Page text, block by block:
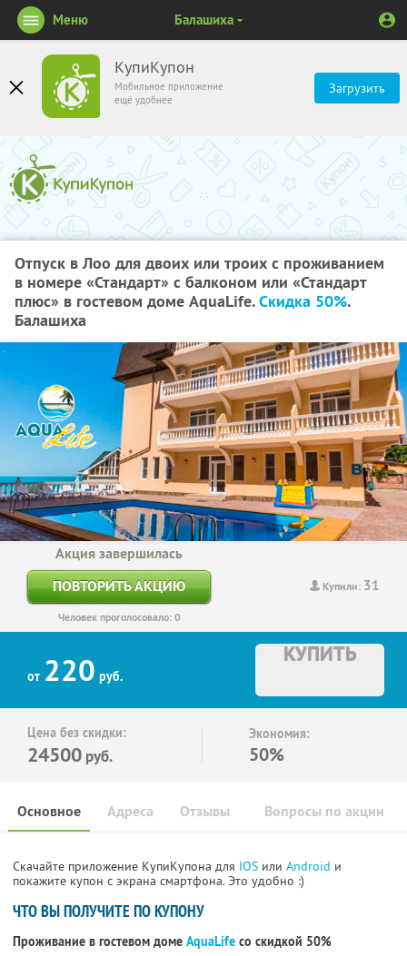
КупиКупон
Мобильное приложение
ещё удобнее
Загрузить
Меню Балашиха
Отпуск в Лоо для двоих или троих с проживанием
в номере «Стандарт» с балконом или «Стандарт
плюс» в гостевом доме AquaLife.Скидка 50%.
Балашиха
Купили: 31
Акция завершилась
ПОВТОРИТЬ АКЦИЮ
Человек проголосовало: 0
от 220 руб.
КУПИТЬ
Цена без скидки:
24500 руб.
Экономия:
50%
Основное Отзывы Вопросы по акции
Адреса
Скачайте приложение КупиКупона для IOS или Android и
покажите купон с экрана смартфона. Это удобно :)
ЧТО ВЫ ПОЛУЧИТЕ ПО КУПОНУ
Проживание в гостевом доме AquaLife со скидкой 50%